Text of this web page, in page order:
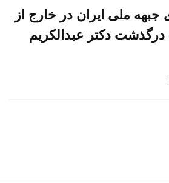
ملی ایران در خارج از
دکتر عبدالکریم